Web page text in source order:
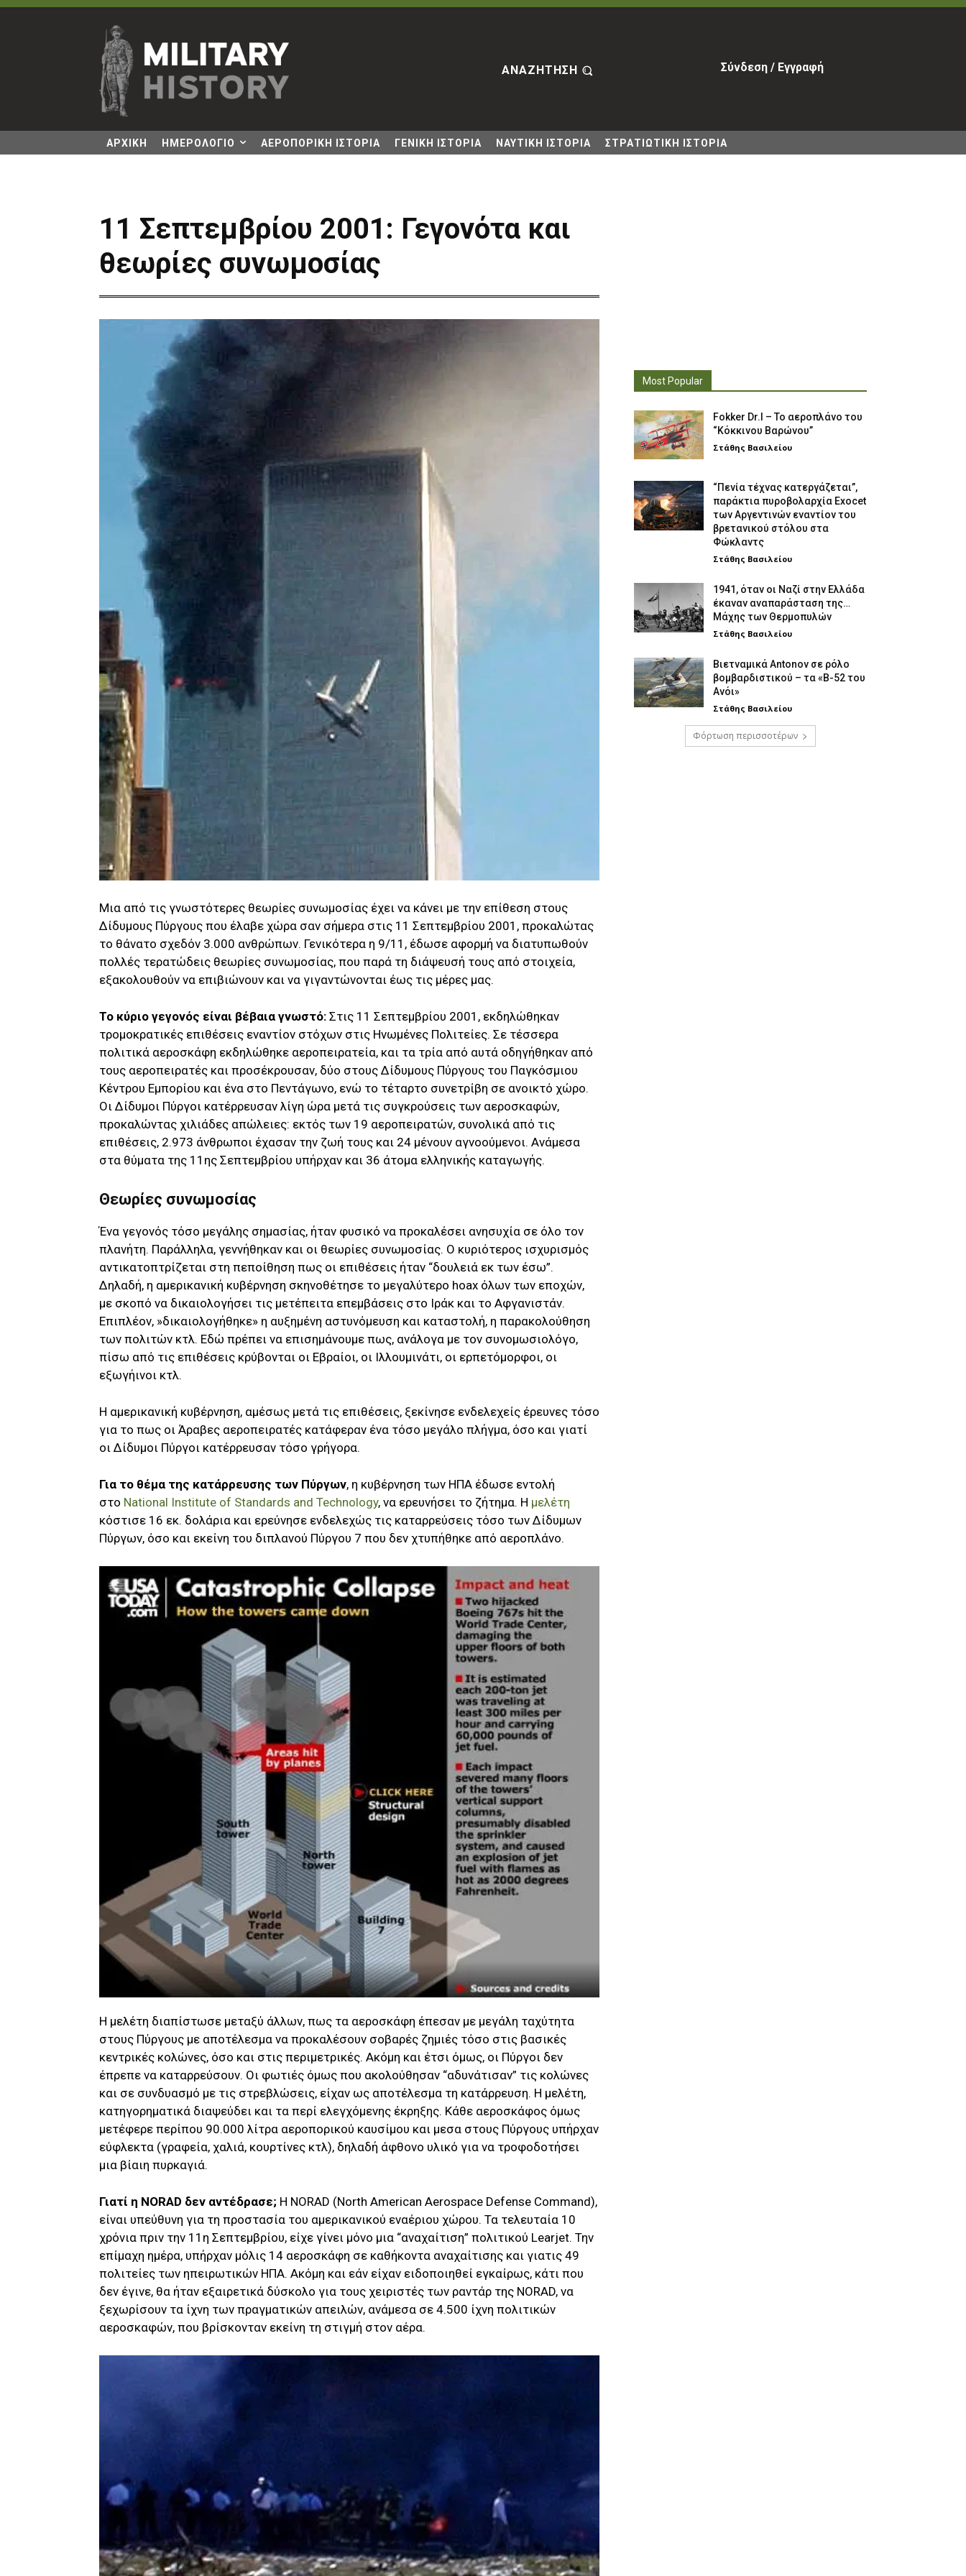
ΑΝΑΖΗΤΗΣΗ Σύνδεση / Εγγραφή
ΑΡΧΙΚΗ ΗΜΕΡΟΛΟΓΙΟ ΑΕΡΟΠΟΡΙΚΗ ΙΣΤΟΡΙΑ ΓΕΝΙΚΗ ΙΣΤΟΡΙΑ ΝΑΥΤΙΚΗ ΙΣΤΟΡΙΑ ΣΤΡΑΤΙΩΤΙΚΗ ΙΣΤΟΡΙΑ
11 Σεπτεμβρίου 2001: Γεγονότα και
θεωρίες συνωμοσίας
Μια από τις γνωστότερες θεωρίες συνωμοσίας έχει να κάνει με την επίθεση στους
Δίδυμους Πύργους που έλαβε χώρα σαν σήμερα στις 11 Σεπτεμβρίου 2001, προκαλώτας
το θάνατο σχεδόν 3.000 ανθρώπων. Γενικότερα η 9/11, έδωσε αφορμή να διατυπωθούν
πολλές τερατώδεις θεωρίες συνωμοσίας, που παρά τη διάψευσή τους από στοιχεία,
εξακολουθούν να επιβιώνουν και να γιγαντώνονται έως τις μέρες μας.
Το κύριο γεγονός είναι βέβαια γνωστό: Στις 11 Σεπτεμβρίου 2001, εκδηλώθηκαν
τρομοκρατικές επιθέσεις εναντίον στόχων στις Ηνωμένες Πολιτείες. Σε τέσσερα
πολιτικά αεροσκάφη εκδηλώθηκε αεροπειρατεία, και τα τρία από αυτά οδηγήθηκαν από
τους αεροπειρατές και προσέκρουσαν, δύο στους Δίδυμους Πύργους του Παγκόσμιου
Κέντρου Εμπορίου και ένα στο Πεντάγωνο, ενώ το τέταρτο συνετρίβη σε ανοικτό χώρο.
Οι Δίδυμοι Πύργοι κατέρρευσαν λίγη ώρα μετά τις συγκρούσεις των αεροσκαφών,
προκαλώντας χιλιάδες απώλειες: εκτός των 19 αεροπειρατών, συνολικά από τις
επιθέσεις, 2.973 άνθρωποι έχασαν την ζωή τους και 24 μένουν αγνοούμενοι. Ανάμεσα
στα θύματα της 11ης Σεπτεμβρίου υπήρχαν και 36 άτομα ελληνικής καταγωγής.
Θεωρίες συνωμοσίας
Ένα γεγονός τόσο μεγάλης σημασίας, ήταν φυσικό να προκαλέσει ανησυχία σε όλο τον
πλανήτη. Παράλληλα, γεννήθηκαν και οι θεωρίες συνωμοσίας. Ο κυριότερος ισχυρισμός
αντικατοπτρίζεται στη πεποίθηση πως οι επιθέσεις ήταν “δουλειά εκ των έσω”.
Δηλαδή, η αμερικανική κυβέρνηση σκηνοθέτησε το μεγαλύτερο hoax όλων των εποχών,
με σκοπό να δικαιολογήσει τις μετέπειτα επεμβάσεις στο Ιράκ και το Αφγανιστάν.
Επιπλέον, »δικαιολογήθηκε» η αυξημένη αστυνόμευση και καταστολή, η παρακολούθηση
των πολιτών κτλ. Εδώ πρέπει να επισημάνουμε πως, ανάλογα με τον συνομωσιολόγο,
πίσω από τις επιθέσεις κρύβονται οι Εβραίοι, οι Ιλλουμινάτι, οι ερπετόμορφοι, οι
εξωγήινοι κτλ.
Η αμερικανική κυβέρνηση, αμέσως μετά τις επιθέσεις, ξεκίνησε ενδελεχείς έρευνες τόσο
για το πως οι Άραβες αεροπειρατές κατάφεραν ένα τόσο μεγάλο πλήγμα, όσο και γιατί
οι Δίδυμοι Πύργοι κατέρρευσαν τόσο γρήγορα.
Για το θέμα της κατάρρευσης των Πύργων, η κυβέρνηση των ΗΠΑ έδωσε εντολή
στο National Institute of Standards and Technology, να ερευνήσει το ζήτημα. Η μελέτη
κόστισε 16 εκ. δολάρια και ερεύνησε ενδελεχώς τις καταρρεύσεις τόσο των Δίδυμων
Πύργων, όσο και εκείνη του διπλανού Πύργου 7 που δεν χτυπήθηκε από αεροπλάνο.
Η μελέτη διαπίστωσε μεταξύ άλλων, πως τα αεροσκάφη έπεσαν με μεγάλη ταχύτητα
στους Πύργους με αποτέλεσμα να προκαλέσουν σοβαρές ζημιές τόσο στις βασικές
κεντρικές κολώνες, όσο και στις περιμετρικές. Ακόμη και έτσι όμως, οι Πύργοι δεν
έπρεπε να καταρρεύσουν. Οι φωτιές όμως που ακολούθησαν “αδυνάτισαν” τις κολώνες
και σε συνδυασμό με τις στρεβλώσεις, είχαν ως αποτέλεσμα τη κατάρρευση. Η μελέτη,
κατηγορηματικά διαψεύδει και τα περί ελεγχόμενης έκρηξης. Κάθε αεροσκάφος όμως
μετέφερε περίπου 90.000 λίτρα αεροπορικού καυσίμου και μεσα στους Πύργους υπήρχαν
εύφλεκτα (γραφεία, χαλιά, κουρτίνες κτλ), δηλαδή άφθονο υλικό για να τροφοδοτήσει
μια βίαιη πυρκαγιά.
Γιατί η NORAD δεν αντέδρασε; Η NORAD (North American Aerospace Defense Command),
είναι υπεύθυνη για τη προστασία του αμερικανικού εναέριου χώρου. Τα τελευταία 10
χρόνια πριν την 11η Σεπτεμβρίου, είχε γίνει μόνο μια “αναχαίτιση” πολιτικού Learjet. Την
επίμαχη ημέρα, υπήρχαν μόλις 14 αεροσκάφη σε καθήκοντα αναχαίτισης και γιατις 49
πολιτείες των ηπειρωτικών ΗΠΑ. Ακόμη και εάν είχαν ειδοποιηθεί εγκαίρως, κάτι που
δεν έγινε, θα ήταν εξαιρετικά δύσκολο για τους χειριστές των ραντάρ της NORAD, να
ξεχωρίσουν τα ίχνη των πραγματικών απειλών, ανάμεσα σε 4.500 ίχνη πολιτικών
αεροσκαφών, που βρίσκονταν εκείνη τη στιγμή στον αέρα.
Most Popular
Fokker Dr.I – To αεροπλάνο του
“Κόκκινου Βαρώνου”
Στάθης Βασιλείου
“Πενία τέχνας κατεργάζεται”,
παράκτια πυροβολαρχία Exocet
των Αργεντινών εναντίον του
βρετανικού στόλου στα
Φώκλαντς
Στάθης Βασιλείου
1941, όταν οι Ναζί στην Ελλάδα
έκαναν αναπαράσταση της…
Μάχης των Θερμοπυλών
Στάθης Βασιλείου
Βιετναμικά Antonov σε ρόλο
βομβαρδιστικού – τα «Β-52 του
Ανόι»
Στάθης Βασιλείου
Φόρτωση περισσοτέρων